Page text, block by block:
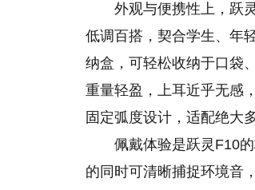
外观与便携性上，跃
低调百搭，契合学生、年
纳盒，可轻松收纳于口袋
重量轻盈，上耳近乎无感
固定弧度设计，适配绝大
佩戴体验是跃灵F10
的同时可清晰捕捉环境音